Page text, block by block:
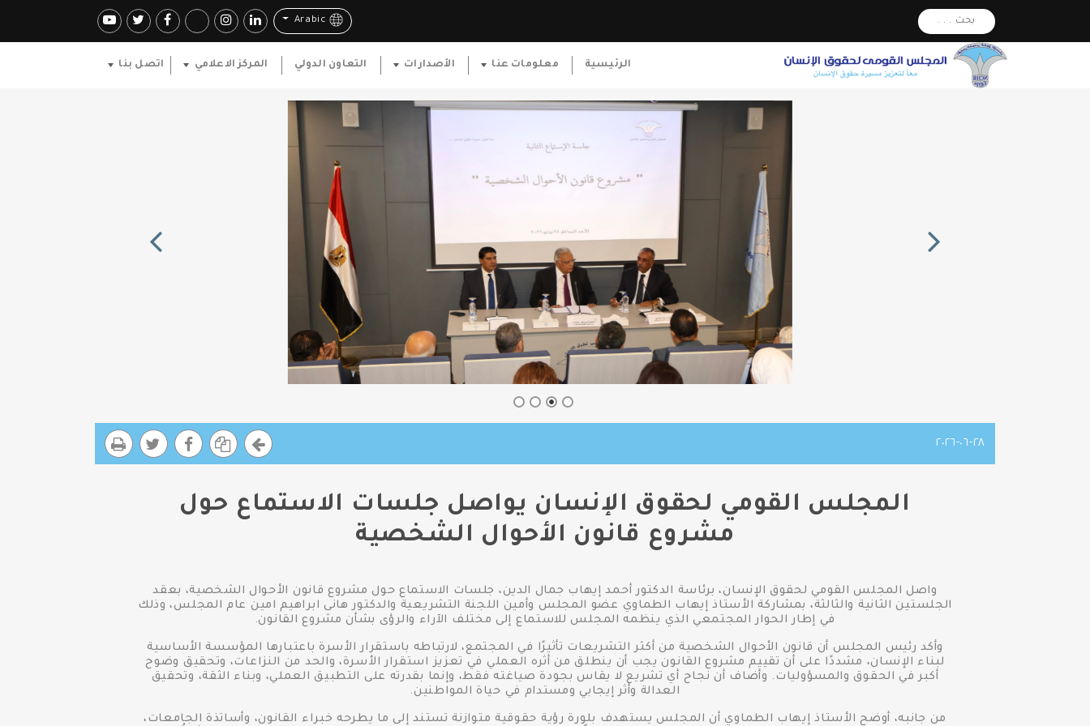
بحث . . . Arabic
الرئيسية معلومات عنا الأصدارات التعاون الدولي المركز الاعلامي اتصل بنا
٢٨-٠٦-٢٠٢٦
المجلس القومي لحقوق الإنسان يواصل جلسات الاستماع حول
مشروع قانون الأحوال الشخصية
واصل المجلس القومي لحقوق الإنسان، برئاسة الدكتور أحمد إيهاب جمال الدين، جلسات الاستماع حول مشروع قانون الأحوال الشخصية، بعقد
الجلستين الثانية والثالثة، بمشاركة الأستاذ إيهاب الطماوي عضو المجلس وأمين اللجنة التشريعية والدكتور هانى ابراهيم امين عام المجلس، وذلك
في إطار الحوار المجتمعي الذي ينظمه المجلس للاستماع إلى مختلف الآراء والرؤى بشأن مشروع القانون.
وأكد رئيس المجلس أن قانون الأحوال الشخصية من أكثر التشريعات تأثيرًا في المجتمع، لارتباطه باستقرار الأسرة باعتبارها المؤسسة الأساسية
لبناء الإنسان، مشددًا على أن تقييم مشروع القانون يجب أن ينطلق من أثره العملي في تعزيز استقرار الأسرة، والحد من النزاعات، وتحقيق وضوح
أكبر في الحقوق والمسؤوليات. وأضاف أن نجاح أي تشريع لا يقاس بجودة صياغته فقط، وإنما بقدرته على التطبيق العملي، وبناء الثقة، وتحقيق
العدالة وأثر إيجابي ومستدام في حياة المواطنين.
من جانبه، أوضح الأستاذ إيهاب الطماوي أن المجلس يستهدف بلورة رؤية حقوقية متوازنة تستند إلى ما يطرحه خبراء القانون، وأساتذة الجامعات،